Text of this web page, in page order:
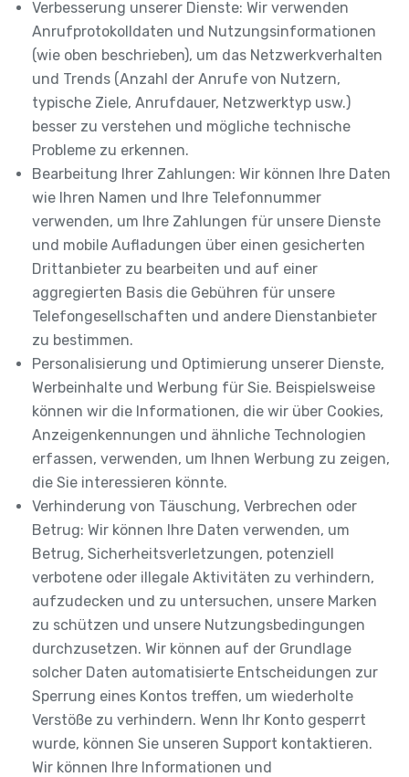
Verbesserung unserer Dienste: Wir verwenden
Anrufprotokolldaten und Nutzungsinformationen
(wie oben beschrieben), um das Netzwerkverhalten
und Trends (Anzahl der Anrufe von Nutzern,
typische Ziele, Anrufdauer, Netzwerktyp usw.)
besser zu verstehen und mögliche technische
Probleme zu erkennen.
Bearbeitung Ihrer Zahlungen: Wir können Ihre Daten
wie Ihren Namen und Ihre Telefonnummer
verwenden, um Ihre Zahlungen für unsere Dienste
und mobile Aufladungen über einen gesicherten
Drittanbieter zu bearbeiten und auf einer
aggregierten Basis die Gebühren für unsere
Telefongesellschaften und andere Dienstanbieter
zu bestimmen.
Personalisierung und Optimierung unserer Dienste,
Werbeinhalte und Werbung für Sie. Beispielsweise
können wir die Informationen, die wir über Cookies,
Anzeigenkennungen und ähnliche Technologien
erfassen, verwenden, um Ihnen Werbung zu zeigen,
die Sie interessieren könnte.
Verhinderung von Täuschung, Verbrechen oder
Betrug: Wir können Ihre Daten verwenden, um
Betrug, Sicherheitsverletzungen, potenziell
verbotene oder illegale Aktivitäten zu verhindern,
aufzudecken und zu untersuchen, unsere Marken
zu schützen und unsere Nutzungsbedingungen
durchzusetzen. Wir können auf der Grundlage
solcher Daten automatisierte Entscheidungen zur
Sperrung eines Kontos treffen, um wiederholte
Verstöße zu verhindern. Wenn Ihr Konto gesperrt
wurde, können Sie unseren Support kontaktieren.
Wir können Ihre Informationen und